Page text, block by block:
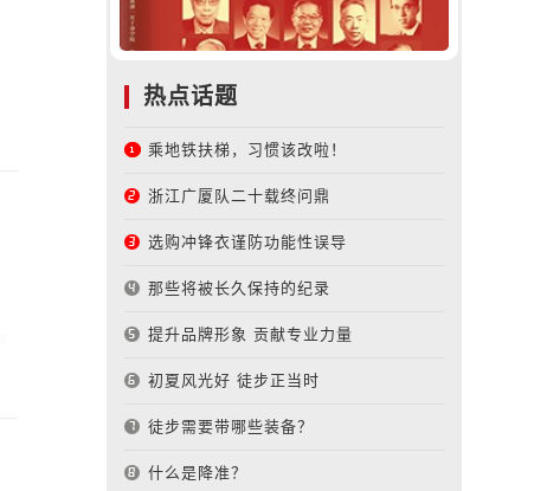
热点话题
乘地铁扶梯，习惯该改啦！
浙江广厦队二十载终问鼎
选购冲锋衣谨防功能性误导
那些将被长久保持的纪录
提升品牌形象 贡献专业力量
初夏风光好 徒步正当时
徒步需要带哪些装备？
什么是降准？